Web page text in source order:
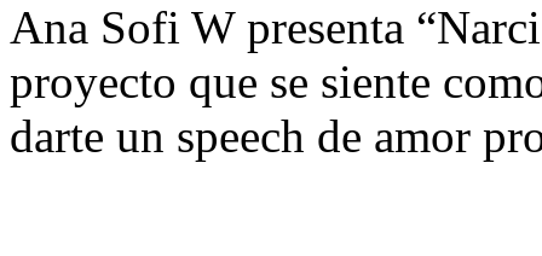
Ana Sofi W presenta
proyecto que se siente
darte un speech de amor